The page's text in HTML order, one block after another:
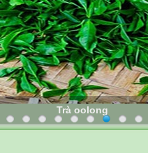
Trà oolong